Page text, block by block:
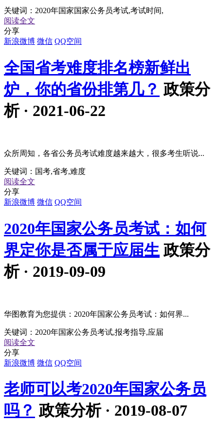
关键词： 2020年国家国家公务员考试,考试时间,
阅读全文
分享
新浪微博 微信 QQ空间
全国省考难度排名榜新鲜出
炉，你的省份排第几？ 政策分
析 · 2021-06-22
众所周知，各省公务员考试难度越来越大，很多考生听说...
关键词： 国考,省考,难度
阅读全文
分享
新浪微博 微信 QQ空间
2020年国家公务员考试：如何
界定你是否属于应届生 政策分
析 · 2019-09-09
华图教育为您提供：2020年国家公务员考试：如何界...
关键词： 2020年国家公务员考试,报考指导,应届
阅读全文
分享
新浪微博 微信 QQ空间
老师可以考2020年国家公务员
吗？ 政策分析 · 2019-08-07